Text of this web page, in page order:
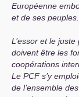
Européenne
et de ses peuples.
L’essor et le
doivent être les
coopérations
Le PCF s’y
de l’ensemble